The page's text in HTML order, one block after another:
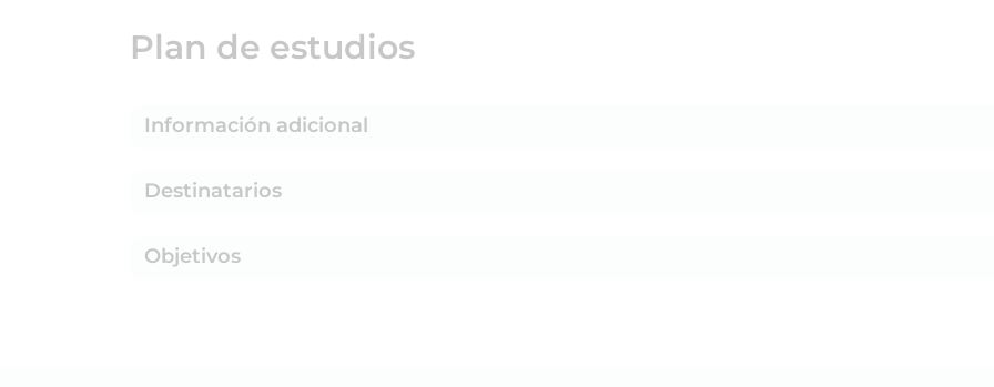
Plan de estudios
Información adicional
Destinatarios
Objetivos